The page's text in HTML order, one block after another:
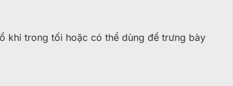
khi trong tối hoặc có thể dùng để trưng bày